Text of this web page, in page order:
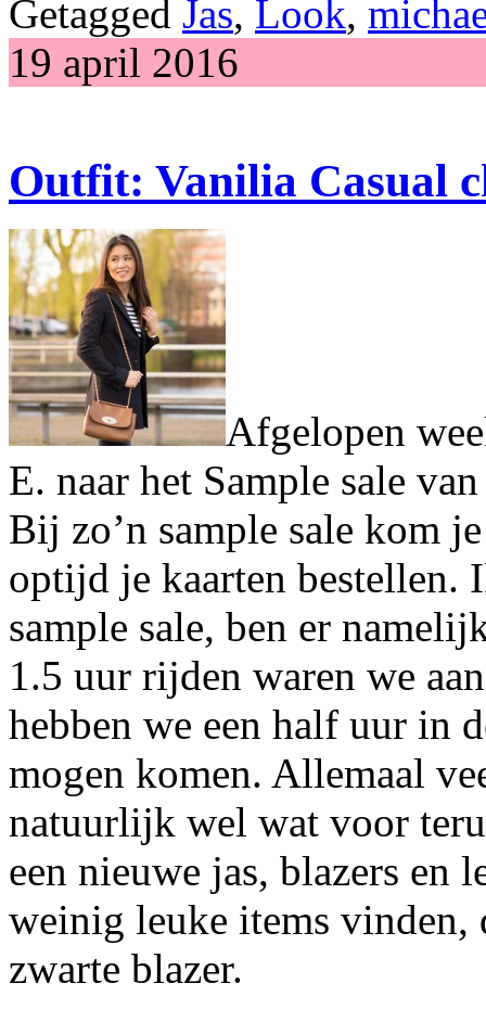
Getagged Jas, Look,
19 april 2016
Outfit: Vanilia Casual
Afgelopen
E. naar het Sample sale
Bij zo’n sample sale kom
optijd je kaarten bestellen.
sample sale, ben er
1.5 uur rijden waren we
hebben we een half uur in
mogen komen. Allemaal
natuurlijk wel wat voor
een nieuwe jas, blazers en
weinig leuke items vinden,
zwarte blazer.